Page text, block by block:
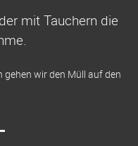
mit Tauchern die
.
wir den Müll auf den